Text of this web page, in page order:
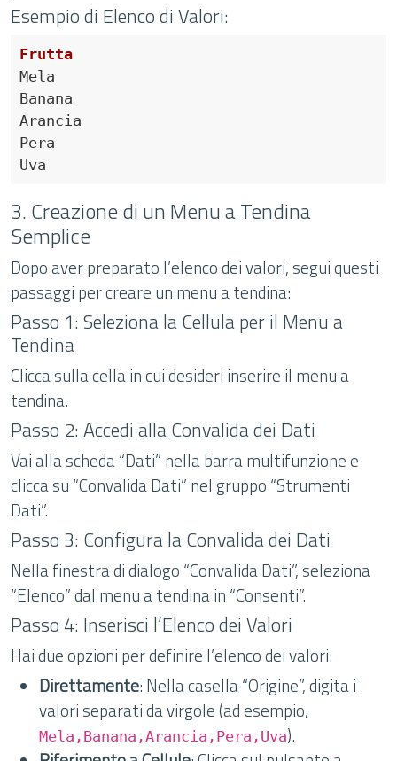
Esempio di Elenco di Valori:
Frutta
3. Creazione di un Menu a Tendina
Semplice
Dopo aver preparato l’elenco dei valori, segui questi
passaggi per creare un menu a tendina:
Passo 1: Seleziona la Cellula per il Menu a
Tendina
Clicca sulla cella in cui desideri inserire il menu a
tendina.
Passo 2: Accedi alla Convalida dei Dati
Vai alla scheda “Dati” nella barra multifunzione e
clicca su “Convalida Dati” nel gruppo “Strumenti
Dati”.
Passo 3: Configura la Convalida dei Dati
Nella finestra di dialogo “Convalida Dati”, seleziona
“Elenco” dal menu a tendina in “Consenti”.
Passo 4: Inserisci l’Elenco dei Valori
Hai due opzioni per definire l’elenco dei valori:
Direttamente: Nella casella “Origine”, digita i
valori separati da virgole (ad esempio,
Mela,Banana,Arancia,Pera,Uva).